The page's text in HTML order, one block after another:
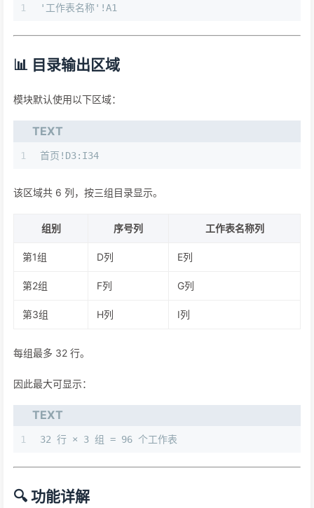
1 '工作表名称'!A1
📊 目录输出区域
模块默认使用以下区域：
TEXT
1 首页!D3:I34
该区域共 6 列，按三组目录显示。
组别 序号列 工作表名称列
第1组 D列 E列
第2组 F列 G列
第3组 H列 I列
每组最多 32 行。
因此最大可显示：
TEXT
1 32 行 × 3 组 = 96 个工作表
🔍 功能详解